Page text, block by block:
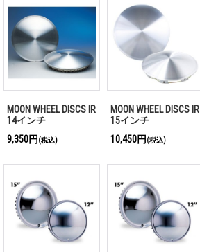
MOON WHEEL DISCS IR
14インチ
9,350円 (税込)
MOON WHEEL DISCS IR
15インチ
10,450円 (税込)